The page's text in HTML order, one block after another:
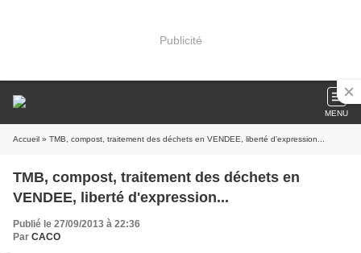
Publicité
MENU
Accueil » TMB, compost, traitement des déchets en VENDEE, liberté d'expression...
TMB, compost, traitement des déchets en
VENDEE, liberté d'expression...
Publié le 27/09/2013 à 22:36
Par CACO